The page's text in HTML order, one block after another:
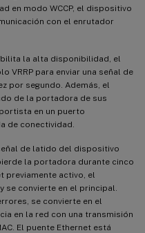
en modo WCCP, el dispositivo
con el enrutador
la alta disponibilidad, el
VRRP para enviar una señal de
por segundo. Además, el
de la portadora de sus
en un puerto
de conectividad.
de latido del dispositivo
la portadora durante cinco
previamente activo, el
se convierte en el principal.
se convierte en el
en la red con una transmisión
El puente Ethernet está